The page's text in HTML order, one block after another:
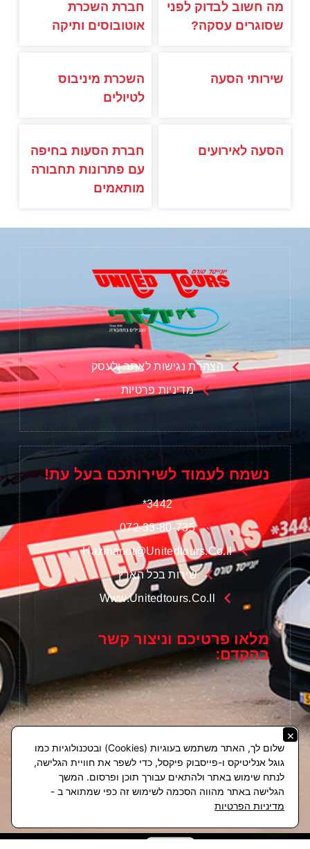
מה חשוב לבדוק לפני
שסוגרים עסקה?
חברת השכרת
אוטובוסים ותיקה
שירותי הסעה
השכרת מיניבוס
לטיולים
הסעה לאירועים
חברת הסעות בחיפה
עם פתרונות תחבורה
מותאמים
הצהרת נגישות לאתר ולעסק
מדיניות פרטיות
נשמח לעמוד לשירותכם בעל עת!
3442*
072-33-80-735
Hazmanot@unitedtours.co.il
שירות בכל הארץ
Www.unitedtours.co.il
מלאו פרטיכם וניצור קשר
בהקדם:
×
שלום לך, האתר משתמש בעוגיות (Cookies) ובטכנולוגיות כמו
גוגל אנליטיקס ו-פייסבוק פיקסל, כדי לשפר את חוויית הגלישה,
לנתח שימוש באתר ולהתאים עבורך תוכן ופרסום. המשך
הגלישה באתר מהווה הסכמה לשימוש זה כפי שמתואר ב -
מדיניות הפרטיותחייגו אלינו